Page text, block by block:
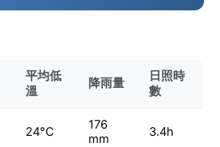
平均低
溫
降雨量
日照時
數
24°C
176
mm
3.4h